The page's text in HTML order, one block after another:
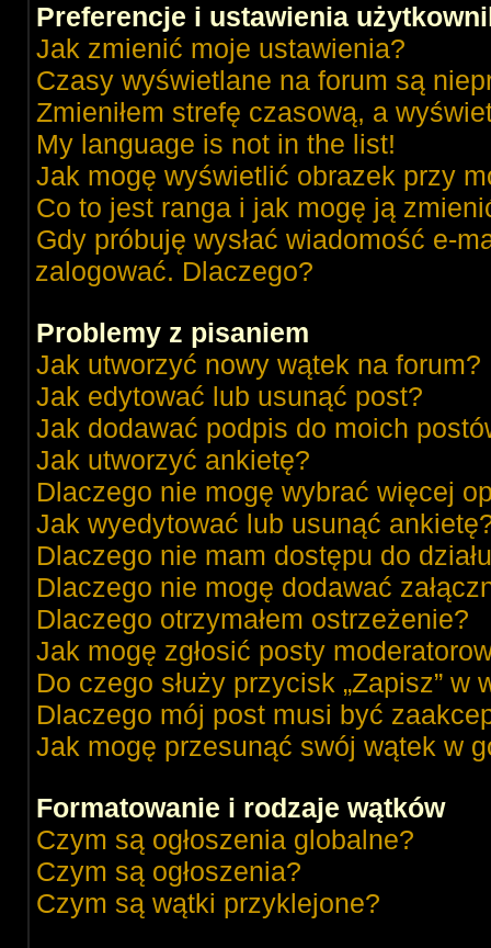
Preferencje i ustawienia
Jak zmienić moje ustawienia?
Czasy wyświetlane na forum są
Zmieniłem strefę czasową, a
My language is not in the list!
Jak mogę wyświetlić obrazek przy
Co to jest ranga i jak mogę ją
Gdy próbuję wysłać wiadomość e-
zalogować. Dlaczego?
Problemy z pisaniem
Jak utworzyć nowy wątek na forum?
Jak edytować lub usunąć post?
Jak dodawać podpis do moich
Jak utworzyć ankietę?
Dlaczego nie mogę wybrać więcej
Jak wyedytować lub usunąć
Dlaczego nie mam dostępu do
Dlaczego nie mogę dodawać
Dlaczego otrzymałem ostrzeżenie?
Jak mogę zgłosić posty
Do czego służy przycisk „Zapisz”
Dlaczego mój post musi być
Jak mogę przesunąć swój wątek w
Formatowanie i rodzaje wątków
Czym są ogłoszenia globalne?
Czym są ogłoszenia?
Czym są wątki przyklejone?